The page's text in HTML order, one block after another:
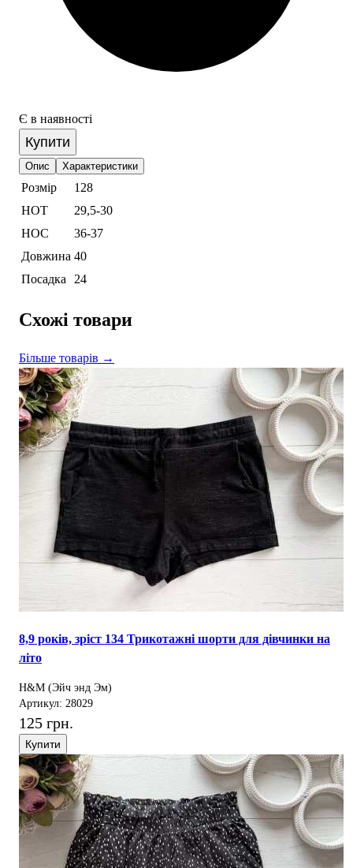
Є в наявності
Купити
Опис Характеристики
Розмір
128
НОТ
29,5-30
НОС
36-37
Довжина 40
Посадка
24
Схожі товари
Більше товарів →
8,9 років, зріст 134 Трикотажні шорти для дівчинки на
літо
H&M (Эйч энд Эм)
Артикул: 28029
125 грн.
Купити